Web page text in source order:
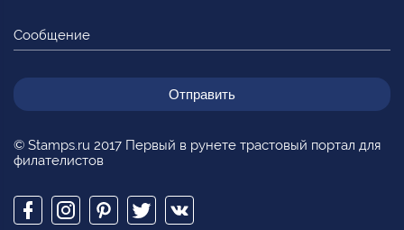
© Stamps.ru 2017 Первый в рунете трастовый портал для
филателистов
Сообщение